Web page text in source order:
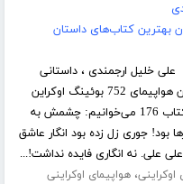
بهترین کتاب‌های داستان
علی خلیل ارجمندی ، داستانی
خیالی به یاد قربانیان هواپیمای 752 بوئینگ اوکراین
است. در بخشی از کتاب 176 می‌خوانیم: چشمش به
بود! جوری زل زده بود انگار عاشق
علی. نه انگاری فایده نداشت!...
اوکراینی،هواپیمای اوکراینی